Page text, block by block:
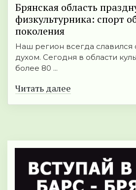
Брянская область
физкультурника: спорт
поколения
Наш регион всегда
духом. Сегодня в области
более 80 ...
Читать далее